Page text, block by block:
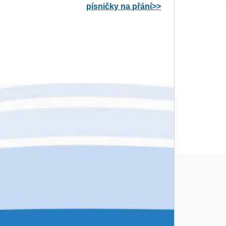
písničky na přání>>